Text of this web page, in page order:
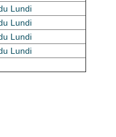
Lundi
Lundi
Lundi
Lundi